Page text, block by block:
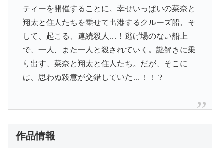
ティーを開催することに。幸せいっぱいの菜奈と
翔太と住人たちを乗せて出港するクルーズ船。そ
して、起こる、連続殺人…！逃げ場のない船上
で、一人、また一人と殺されていく。謎解きに乗
り出す、菜奈と翔太と住人たち。だが、そこに
は、思わぬ殺意が交錯していた…！！？
作品情報